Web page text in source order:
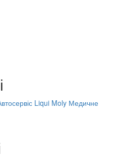
Liqui Moly Медичне